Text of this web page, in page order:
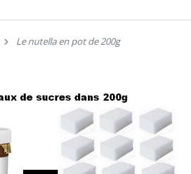
Le nutella en pot de 200g